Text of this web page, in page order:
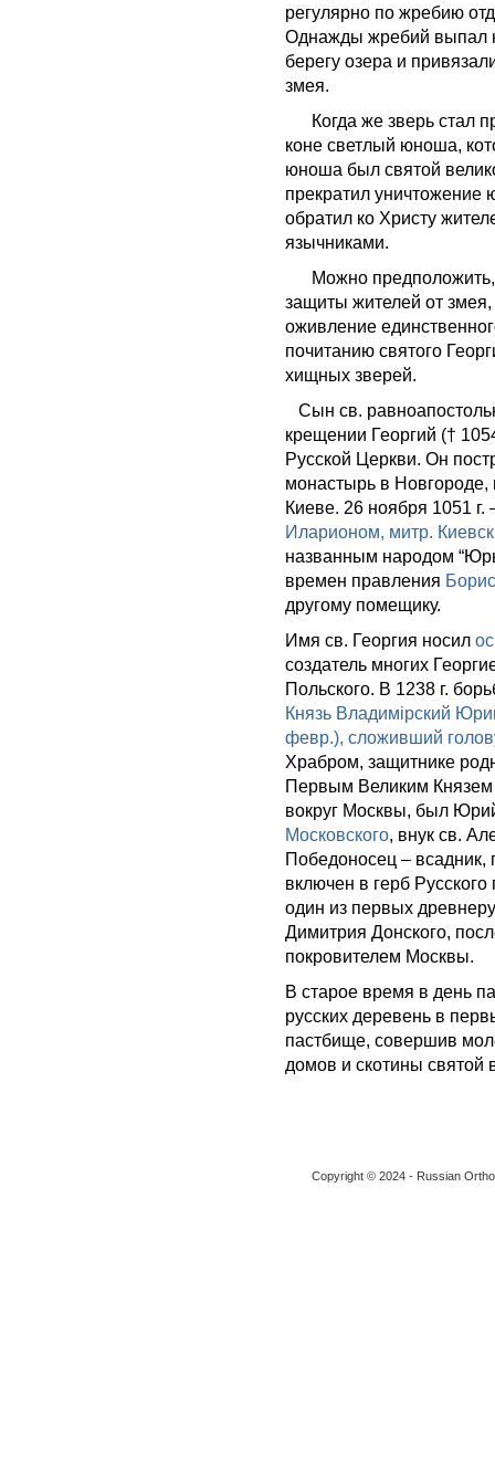
регулярно по жребию
Однажды жребий выпал
берегу озера и
змея.
Когда же зверь стал
коне светлый юноша,
юноша был святой
прекратил
обратил ко Христу
язычниками.
Можно предположить,
защиты жителей от
оживление
почитанию святого
хищных зверей.
Сын св.
крещении Георгий (†
Русской Церкви. Он
монастырь в Новгороде,
Киеве. 26 ноября 1051
Иларионом, митр.
названным народом
времен правления
другому помещику.
Имя св. Георгия носил
создатель многих
Польского. В 1238 г.
Князь Владимірский
февр.), сложивший
Храбром, защитнике
Первым Великим Князем
вокруг Москвы, был
Московского, внук св.
Победоносец –
включен в герб
один из первых
Димитрия Донского,
покровителем Москвы.
В старое время в день
русских деревень в
пастбище, совершив
домов и скотины святой
Copyright © 2024 - Russian